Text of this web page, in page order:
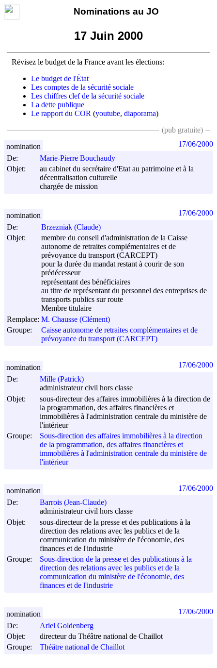
Nominations au JO
17 Juin 2000
Révisez le budget de la France avant les élections:
Le budget de l'État
Les comptes de la sécurité sociale
Les chiffres clef de la sécurité sociale
La dette publique
Le rapport du COR (youtube, diaporama)
(pub gratuite)
De:
Marie-Pierre Bouchaudy
Objet:
au cabinet du secrétaire d'Etat au patrimoine et à la
décentralisation culturelle
chargée de mission
nomination 17/06/2000
De:
Brzezniak (Claude)
Objet:
membre du conseil d'administration de la Caisse
autonome de retraites complémentaires et de
prévoyance du transport (CARCEPT)
pour la durée du mandat restant à courir de son
prédécesseur
représentant des bénéficiaires
au titre de représentant du personnel des entreprises de
transports publics sur route
Membre titulaire
Remplace: M. Chausse (Clément)
Groupe:
Caisse autonome de retraites complémentaires et de
prévoyance du transport (CARCEPT)
nomination 17/06/2000
De:
Mille (Patrick)
administrateur civil hors classe
Objet:
sous-directeur des affaires immobilières à la direction de
la programmation, des affaires financières et
immobilières à l'administration centrale du ministère de
l'intérieur
Groupe:
Sous-direction des affaires immobilières à la direction
de la programmation, des affaires financières et
immobilières à l'administration centrale du ministère de
l'intérieur
nomination 17/06/2000
De:
Barrois (Jean-Claude)
administrateur civil hors classe
Objet:
sous-directeur de la presse et des publications à la
direction des relations avec les publics et de la
communication du ministère de l'économie, des
finances et de l'industrie
Groupe:
Sous-direction de la presse et des publications à la
direction des relations avec les publics et de la
communication du ministère de l'économie, des
finances et de l'industrie
nomination 17/06/2000
De:
Ariel Goldenberg
Objet:
directeur du Théâtre national de Chaillot
Groupe:
Théâtre national de Chaillot
nomination 17/06/2000